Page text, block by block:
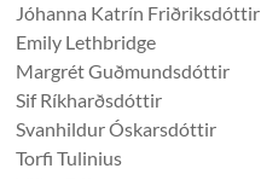
Jóhanna Katrín Friðriksdóttir
Emily Lethbridge
Margrét Guðmundsdóttir
Sif Ríkharðsdóttir
Svanhildur Óskarsdóttir
Torfi Tulinius